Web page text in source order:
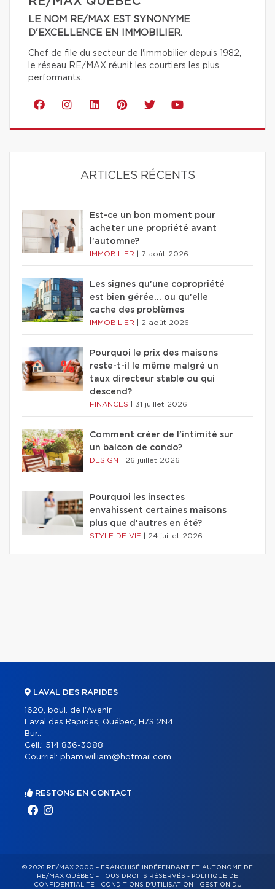
LE NOM RE/MAX EST SYNONYME
D'EXCELLENCE EN IMMOBILIER.
Chef de file du secteur de l'immobilier depuis 1982,
le réseau RE/MAX réunit les courtiers les plus
performants.
ARTICLES RÉCENTS
Est-ce un bon moment pour
acheter une propriété avant
l'automne?
IMMOBILIER 7 août 2026
Les signes qu'une copropriété
est bien gérée… ou qu'elle
cache des problèmes
IMMOBILIER 2 août 2026
Pourquoi le prix des maisons
reste-t-il le même malgré un
taux directeur stable ou qui
descend?
FINANCES 31 juillet 2026
Comment créer de l'intimité sur
un balcon de condo?
DESIGN 26 juillet 2026
Pourquoi les insectes
envahissent certaines maisons
plus que d'autres en été?
STYLE DE VIE 24 juillet 2026
LAVAL DES RAPIDES
1620, boul. de l'Avenir
Laval des Rapides, Québec, H7S 2N4
Bur.:
Cell.: 514 836-3088
Courriel: pham.william@hotmail.com
RESTONS EN CONTACT
© 2026 RE/MAX 2000 – FRANCHISÉ INDÉPENDANT ET AUTONOME DE
RE/MAX QUÉBEC – TOUS DROITS RÉSERVÉS - POLITIQUE DE
CONFIDENTIALITÉ- CONDITIONS D'UTILISATION - GESTION DU